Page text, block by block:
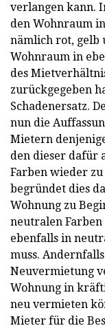
verlangen kann.
den Wohnraum
nämlich rot, gelb
Wohnraum in
des
zurückgegeben
Schadenersatz.
nun die
Mietern
den dieser dafür
Farben wieder
begründet dies
Wohnung zu
neutralen
ebenfalls in
muss.
Neuvermietung
Wohnung in
neu vermieten
Mieter für die